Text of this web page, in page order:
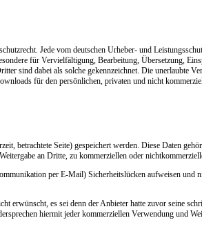
Jede vom deutschen Urheber- und
für Vervielfältigung, Bearbeitung, Übersetzung,
sind dabei als solche gekennzeichnet. Die unerlaubte
für den persönlichen, privaten und nicht
betrachtete Seite) gespeichert werden. Diese Daten
an Dritte, zu kommerziellen oder
per E-Mail) Sicherheitslücken aufweisen
erwünscht, es sei denn der Anbieter hatte zuvor seine
hiermit jeder kommerziellen Verwendung und